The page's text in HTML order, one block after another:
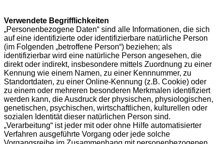
Verwendete Begrifflichkeiten
„Personenbezogene Daten“ sind alle Informationen, die sich
auf eine identifizierte oder identifizierbare natürliche Person
(im Folgenden „betroffene Person“) beziehen; als
identifizierbar wird eine natürliche Person angesehen, die
direkt oder indirekt, insbesondere mittels Zuordnung zu einer
Kennung wie einem Namen, zu einer Kennnummer, zu
Standortdaten, zu einer Online-Kennung (z.B. Cookie) oder
zu einem oder mehreren besonderen Merkmalen identifiziert
werden kann, die Ausdruck der physischen, physiologischen,
genetischen, psychischen, wirtschaftlichen, kulturellen oder
sozialen Identität dieser natürlichen Person sind.
„Verarbeitung“ ist jeder mit oder ohne Hilfe automatisierter
Verfahren ausgeführte Vorgang oder jede solche